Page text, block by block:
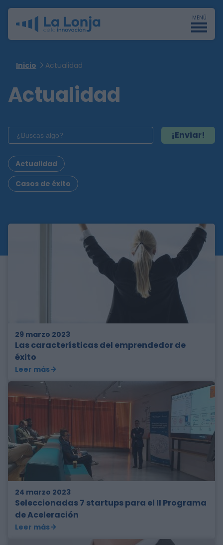
MENÚ
Inicio Actualidad
Actualidad
¡Enviar!
Actualidad
Casos de éxito
29 marzo 2023
Las características del emprendedor de
éxito
Leer más
24 marzo 2023
Seleccionadas 7 startups para el II Programa
de Aceleración
Leer más